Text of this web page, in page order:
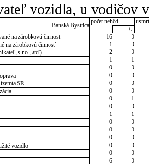
vozidla, u vodičov
Banská Bystrica
počet nehôd
+/-
na zárobkovú činnosť
16
0
na zárobkovú činnosť
1
0
s.r.o., atď)
2
0
1
1
0
0
0
0
SR
0
0
0
0
0
-1
0
0
1
1
0
0
0
0
0
0
vozidlo
0
0
0
0
6 0